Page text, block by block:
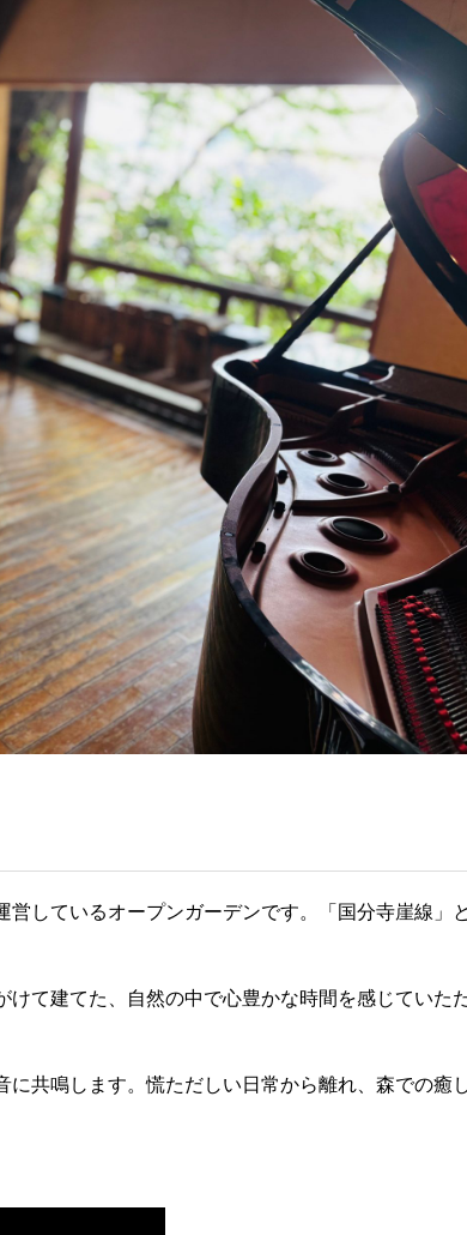
営しているオープンガーデンです。「国分寺崖線」
て建てた、自然の中で心豊かな時間を感じていた
共鳴します。慌ただしい日常から離れ、森での癒